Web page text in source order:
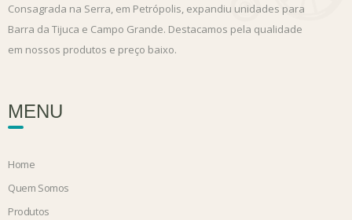
Consagrada na Serra, em Petrópolis, expandiu unidades para
Barra da Tijuca e Campo Grande. Destacamos pela qualidade
em nossos produtos e preço baixo.
MENU
Home
Quem Somos
Produtos